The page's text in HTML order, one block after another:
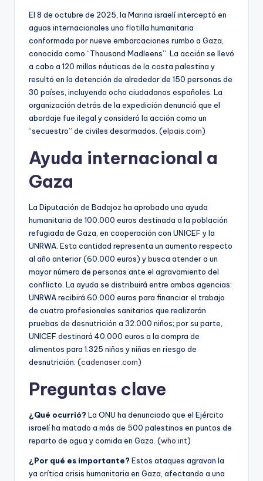
El 8 de octubre de 2025, la Marina israelí interceptó en
aguas internacionales una flotilla humanitaria
conformada por nueve embarcaciones rumbo a Gaza,
conocida como “Thousand Madleens”. La acción se llevó
a cabo a 120 millas náuticas de la costa palestina y
resultó en la detención de alrededor de 150 personas de
30 países, incluyendo ocho ciudadanos españoles. La
organización detrás de la expedición denunció que el
abordaje fue ilegal y consideró la acción como un
“secuestro” de civiles desarmados. (elpais.com)
Ayuda internacional a
Gaza
La Diputación de Badajoz ha aprobado una ayuda
humanitaria de 100.000 euros destinada a la población
refugiada de Gaza, en cooperación con UNICEF y la
UNRWA. Esta cantidad representa un aumento respecto
al año anterior (60.000 euros) y busca atender a un
mayor número de personas ante el agravamiento del
conflicto. La ayuda se distribuirá entre ambas agencias:
UNRWA recibirá 60.000 euros para financiar el trabajo
de cuatro profesionales sanitarios que realizarán
pruebas de desnutrición a 32.000 niños; por su parte,
UNICEF destinará 40.000 euros a la compra de
alimentos para 1.325 niños y niñas en riesgo de
desnutrición. (cadenaser.com)
Preguntas clave
¿Qué ocurrió? La ONU ha denunciado que el Ejército
israelí ha matado a más de 500 palestinos en puntos de
reparto de agua y comida en Gaza. (who.int)
¿Por qué es importante? Estos ataques agravan la
ya crítica crisis humanitaria en Gaza, afectando a una